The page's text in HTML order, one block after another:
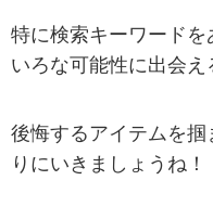
特に検索キーワード
いろな可能性に出会え
後悔するアイテムを
りにいきましょうね！